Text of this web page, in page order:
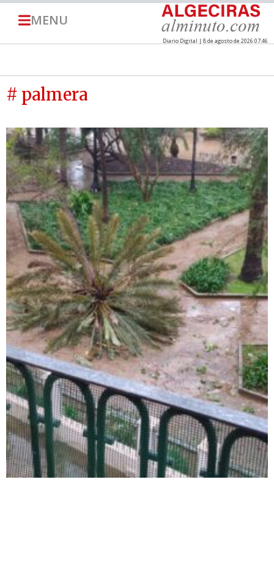
MENU
Diario Digital | 8 de agosto de 2026 07:46
# palmera